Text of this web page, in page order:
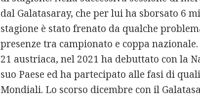
dal Galatasaray, che per lui ha sborsato 6
stagione è stato frenato da qualche
presenze tra campionato e coppa
21 austriaca, nel 2021 ha debuttato con la
suo Paese ed ha partecipato alle fasi di
Mondiali. Lo scorso dicembre con il